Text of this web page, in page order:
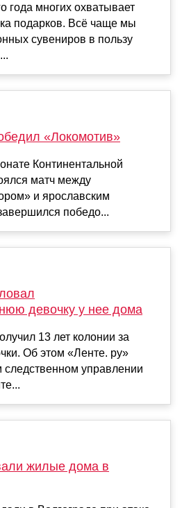
года многих охватывает
подарков. Всё чаще мы
сувениров в пользу
«Локомотив»
Континентальной
матч между
и ярославским
победо...
девочку у нее дома
13 лет колонии за
Об этом «Ленте. ру»
управлении
жилые дома в